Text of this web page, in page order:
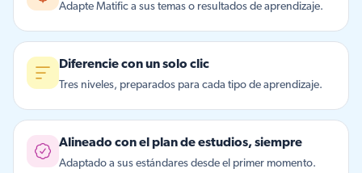
Adapte Matific a sus temas o resultados de aprendizaje.
Diferencie con un solo clic
Tres niveles, preparados para cada tipo de aprendizaje.
Alineado con el plan de estudios, siempre
Adaptado a sus estándares desde el primer momento.